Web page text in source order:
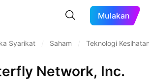
Mulakan
Syarikat Saham Teknologi Kesihatan
Network, Inc.